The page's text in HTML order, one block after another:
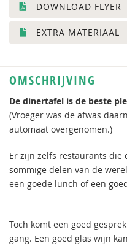
DOWNLOAD FLYER
EXTRA MATERIAAL
OMSCHRIJVING
De dinertafel is de beste
(Vroeger was de afwas
automaat overgenomen.)
Er zijn zelfs restaurants die
sommige delen van de
een goede lunch of een
Toch komt een goed
gang. Een goed glas wijn